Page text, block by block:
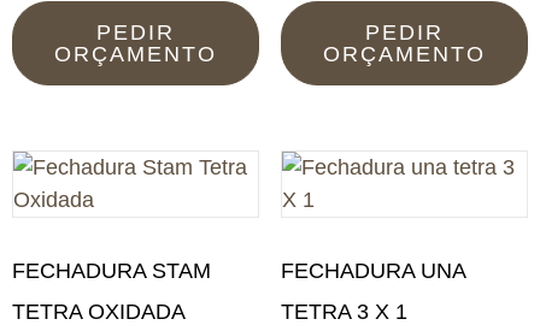
PEDIR
ORÇAMENTO
PEDIR
ORÇAMENTO
FECHADURA STAM
TETRA OXIDADA
FECHADURA UNA
TETRA 3 X 1